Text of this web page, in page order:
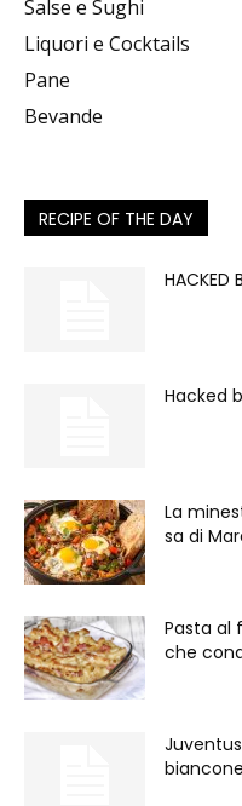
Salse e Sughi
Liquori e Cocktails
Pane
Bevande
RECIPE OF THE DAY
HACKED
Hacked
La
sa di
Pasta al
che